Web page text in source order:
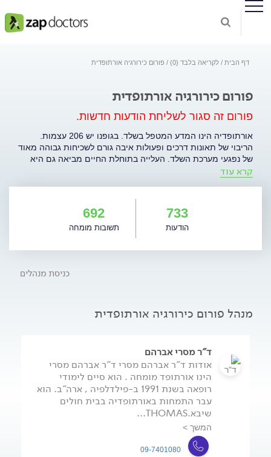
דף הבית לקריאה בלבד (0) פורום כירורגיה אורתופדית
פורום כירורגיה אורתופדית
פורום זה סגור לשליחת הודעות חדשות.
אורתופדיה הינו המדע המטפל בשלד. בגופנו יש 206 עצמות.
הריבוי של תאונות דרכים ופעולות איבה גורם לשכיחות גבוהה מאוד
של נפגעי מערכת השלד. העלייה בתוחלת החיים מביאה גם היא
תחלואה גבוהה יותר במפרקים ובעצמות. לאור חשיבות הטיפול
אורתופדי כתוצאה משימוש בטכנולוגיות מתקדמות להדמיה
אבחנתית וטיפולית, ומפיתוח משתלים מלאכותיים וכן אמצעי
קיבוע מתקדמים. הכנסת מערכות ממוחשבות לשימוש בחדר ניתוח
שיפרה את אפשרויות הטיפול במקרי טראומה ובהחלפות מפרקים.
האורתופדיה למקצוע המבוקש ביותר להתמחות בארה"ב. תחומי
ארתרוסקופים (ברך, כתף ועוד) וטיפול במחלות כף הרגל והקרסול,
כולל טיפול בסובלים מכף-רגל סכרתית. ^^מטרת הפורום^^ עיסוק
מפרקים, חבלות ספורט, כגון פגיעות במיניסקוס וברצועות ודרכי
הטיפול השמרני והניתוחי בפגיעות אלו (ארתרוסקופיות, שיחזור
קרא עוד
733
הודעות
692
תשובות מומחה
כניסת מנהלים
מנהל פורום כירורגיה אורתופדית
ד"ר מסרי אברהם
אודות ד"ר אברהם מסרי ד"ר אברהם מסרי
הינו אורתופד מומחה . הוא סיים לימודי
רופאה בשנת 1991 ב-פילדלפיה , ארה"ב. הוא
עבר התמחות באורתופדיה בבית חולים
שיבא.THOMAS...
המשך >
09-7401080